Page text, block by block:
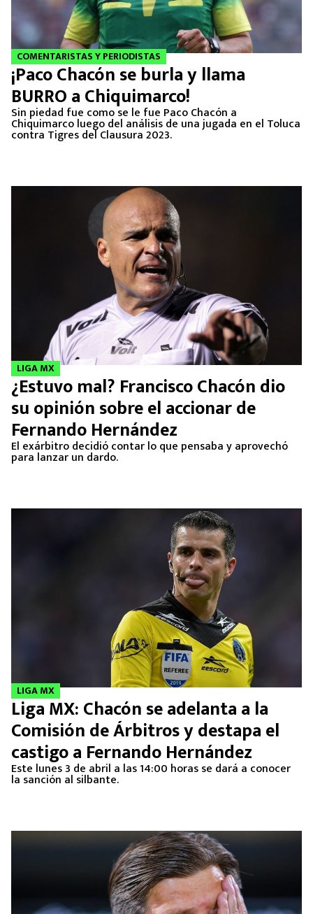
COMENTARISTAS Y PERIODISTAS
¡Paco Chacón se burla y llama
BURRO a Chiquimarco!
Sin piedad fue como se le fue Paco Chacón a
Chiquimarco luego del análisis de una jugada en el Toluca
contra Tigres del Clausura 2023.
LIGA MX
¿Estuvo mal? Francisco Chacón dio
su opinión sobre el accionar de
Fernando Hernández
El exárbitro decidió contar lo que pensaba y aprovechó
para lanzar un dardo.
LIGA MX
Liga MX: Chacón se adelanta a la
Comisión de Árbitros y destapa el
castigo a Fernando Hernández
Este lunes 3 de abril a las 14:00 horas se dará a conocer
la sanción al silbante.